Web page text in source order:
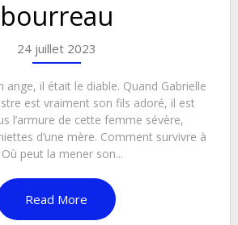
bourreau
24 juillet 2023
ange, il était le diable. Quand Gabrielle
est vraiment son fils adoré, il est
l’armure de cette femme sévère,
d’une mère. Comment survivre à
peut la mener son...
Read More